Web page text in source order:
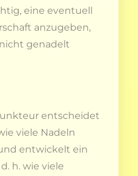
eine eventuell
anzugeben,
genadelt
entscheidet
viele Nadeln
entwickelt ein
h. wie viele